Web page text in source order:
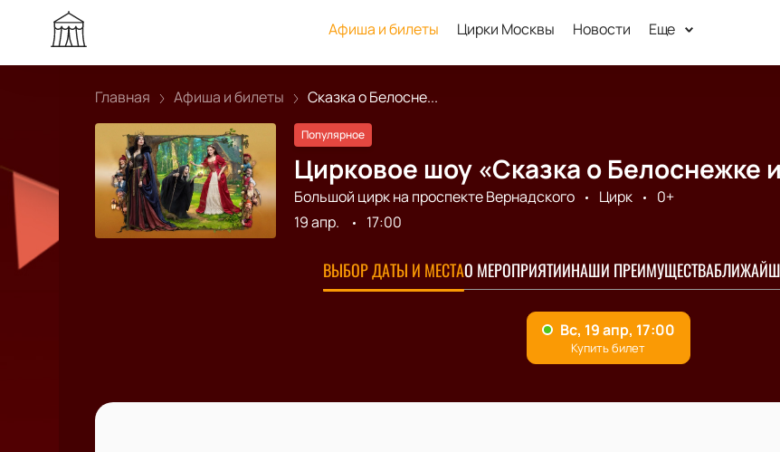
Афиша и билеты Цирки Москвы Новости Еще
Главная Афиша и билеты Сказка о Белосне...
Популярное
Цирковое шоу «Сказка о Белоснежке
Большой цирк на проспекте Вернадского Цирк
0+
19 апр.
17:00
ВЫБОР ДАТЫ И МЕСТАО МЕРОПРИЯТИИНАШИ ПРЕИМУЩЕСТВА